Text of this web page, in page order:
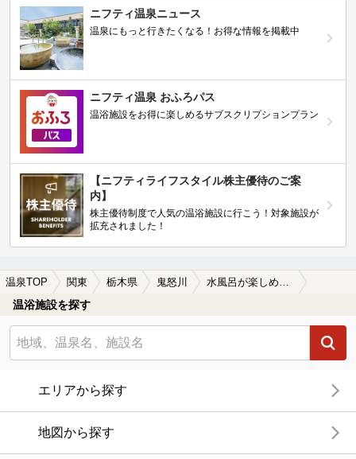
ニフティ温泉ニュース
温泉にもっと行きたくなる！お得な情報を掲載中
ニフティ温泉 おふろパス
温浴施設をお得に楽しめるサブスクリプションプラン
【ニフティライフスタイル株主優待のご案
内】
株主優待制度で人気の温浴施設に行こう！対象施設が
拡充されました！
温泉TOP 関東 栃木県 鬼怒川
温浴施設を探す
エリアから探す
地図から探す